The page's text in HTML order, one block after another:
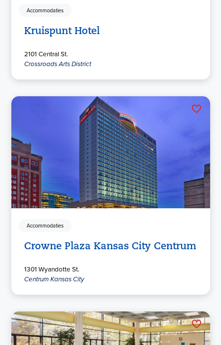
Accommodaties
Kruispunt Hotel
2101 Central St.
Crossroads Arts District
Accommodaties
Crowne Plaza Kansas City Centrum
1301 Wyandotte St.
Centrum Kansas City